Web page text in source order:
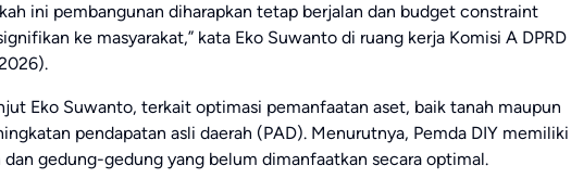
ini pembangunan diharapkan tetap berjalan dan budget constraint
ke masyarakat,” kata Eko Suwanto di ruang kerja Komisi A DPRD
Eko Suwanto, terkait optimasi pemanfaatan aset, baik tanah maupun
pendapatan asli daerah (PAD). Menurutnya, Pemda DIY memiliki
dan gedung-gedung yang belum dimanfaatkan secara optimal.